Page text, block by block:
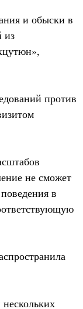
и обыски в
из
против
не сможет
в